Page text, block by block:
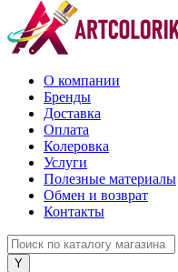
О компании
Бренды
Доставка
Оплата
Колеровка
Услуги
Полезные материалы
Обмен и возврат
Контакты